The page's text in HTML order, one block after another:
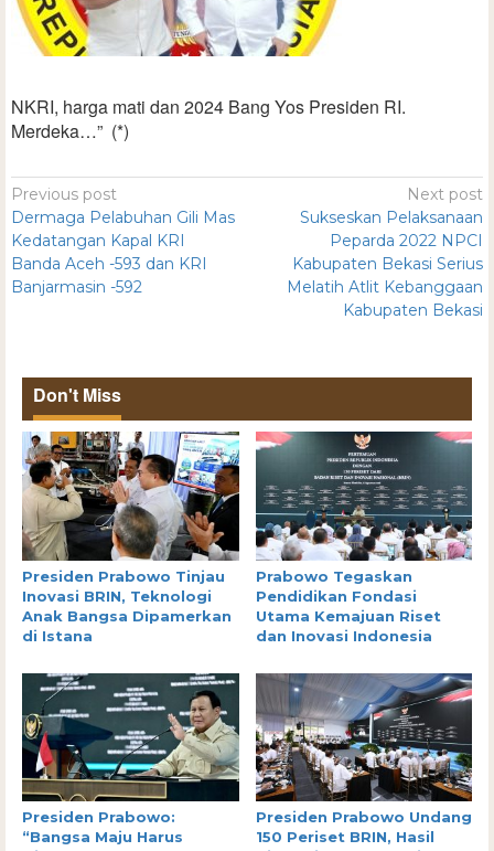
NKRI, harga mati dan 2024 Bang Yos Presiden RI.
Merdeka…” (*)
Previous post
Dermaga Pelabuhan Gili Mas
Kedatangan Kapal KRI
Banda Aceh -593 dan KRI
Banjarmasin -592
Next post
Sukseskan Pelaksanaan
Peparda 2022 NPCI
Kabupaten Bekasi Serius
Melatih Atlit Kebanggaan
Kabupaten Bekasi
Don't Miss
Presiden Prabowo Tinjau
Inovasi BRIN, Teknologi
Anak Bangsa Dipamerkan
di Istana
Prabowo Tegaskan
Pendidikan Fondasi
Utama Kemajuan Riset
dan Inovasi Indonesia
Presiden Prabowo:
“Bangsa Maju Harus
Presiden Prabowo Undang
150 Periset BRIN, Hasil